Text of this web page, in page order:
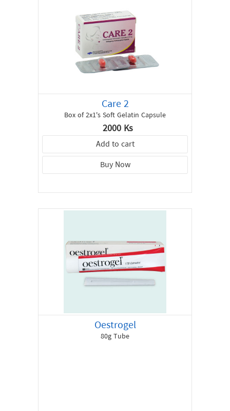
Care 2
Box of 2x1's Soft Gelatin Capsule
2000 Ks
Add to cart
Buy Now
Oestrogel
80g Tube